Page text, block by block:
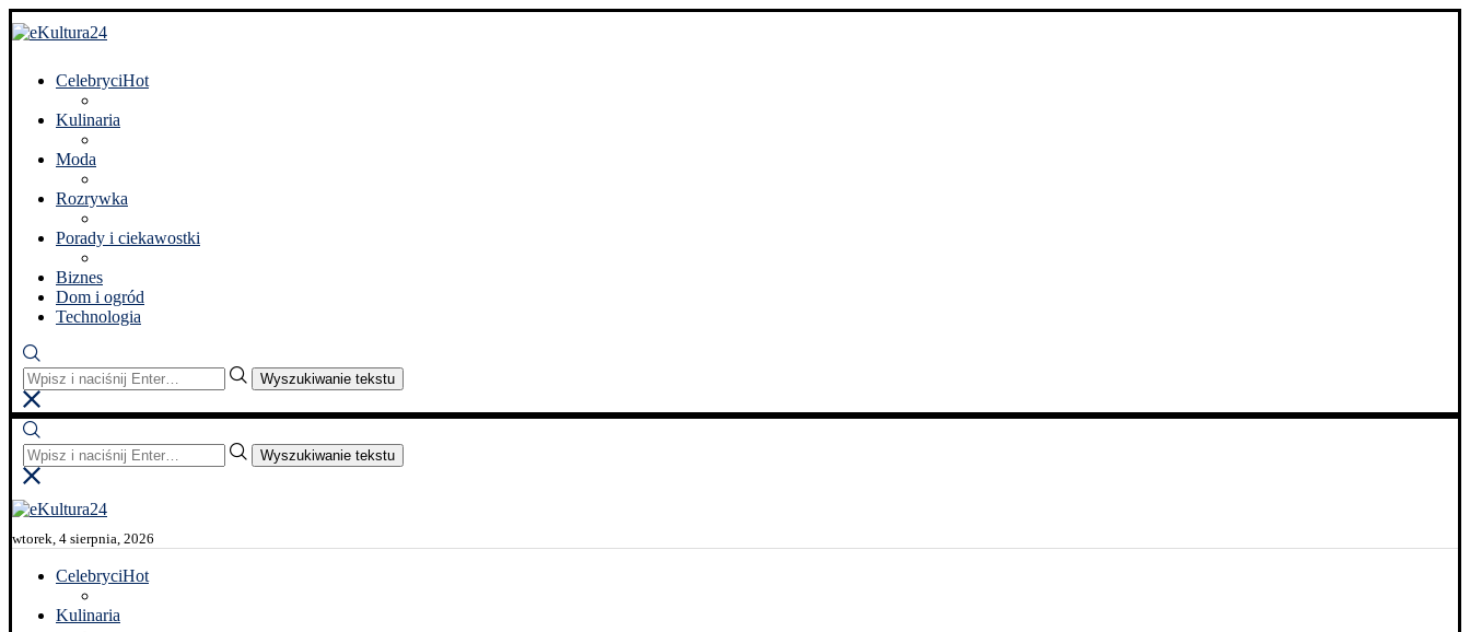
CelebryciHot
Kulinaria
Moda
Rozrywka
Porady i ciekawostki
Biznes
Dom i ogród
Technologia
Wyszukiwanie tekstu
Wyszukiwanie tekstu
wtorek, 4 sierpnia, 2026
CelebryciHot
Kulinaria